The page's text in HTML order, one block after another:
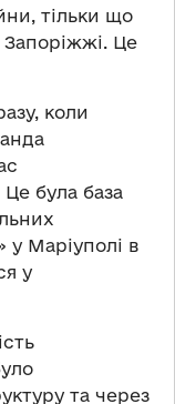
тільки що
Запоріжжі. Це
коли
була база
у Маріуполі в
у
та через